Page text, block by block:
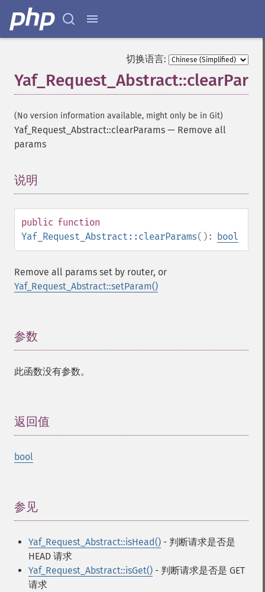
切换语言:
(No version information available, might only be in Git)
Yaf_Request_Abstract::clearParams — Remove all
params
说明
public function
Yaf_Request_Abstract::clearParams(): bool
Remove all params set by router, or
Yaf_Request_Abstract::setParam()
参数
此函数没有参数。
返回值
bool
参见
Yaf_Request_Abstract::isHead() - 判断请求是否是
HEAD 请求
Yaf_Request_Abstract::isGet() - 判断请求是否是 GET
请求